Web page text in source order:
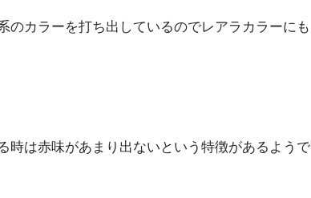
のカラーを打ち出しているのでレアラカラーにも
時は赤味があまり出ないという特徴があるようで